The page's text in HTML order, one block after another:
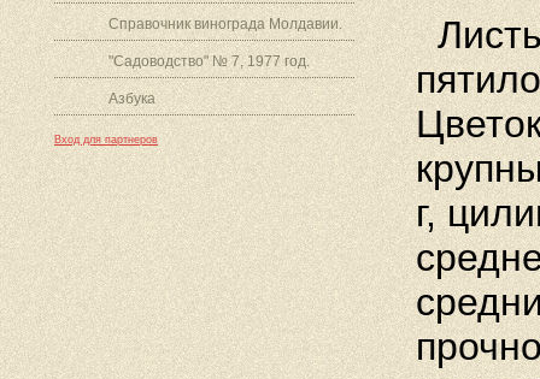
Справочник винограда Молдавии.
"Садоводство" № 7, 1977 год.
Азбука
Вход для партнеров
г,